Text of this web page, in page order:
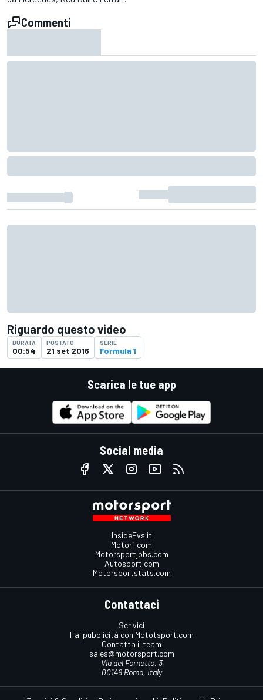
Commenti
Riguardo questo video
DURATA
00:54
POSTATO
21 set 2016
SERIE
Formula 1
Scarica le tue app
Social media
InsideEvs.it
Motor1.com
Motorsportjobs.com
Autosport.com
Motorsportstats.com
Contattaci
Scrivici
Fai pubblicità con Mototsport.com
Contatta il team
sales@motorsport.com
Via del Fornetto, 3
00149 Roma, Italy